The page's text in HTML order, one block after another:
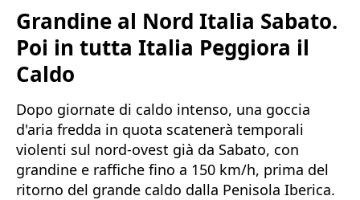
Grandine al Nord Italia Sabato.
Poi in tutta Italia Peggiora il
Caldo
Dopo giornate di caldo intenso, una goccia
d'aria fredda in quota scatenerà temporali
violenti sul nord-ovest già da Sabato, con
grandine e raffiche fino a 150 km/h, prima del
ritorno del grande caldo dalla Penisola Iberica.